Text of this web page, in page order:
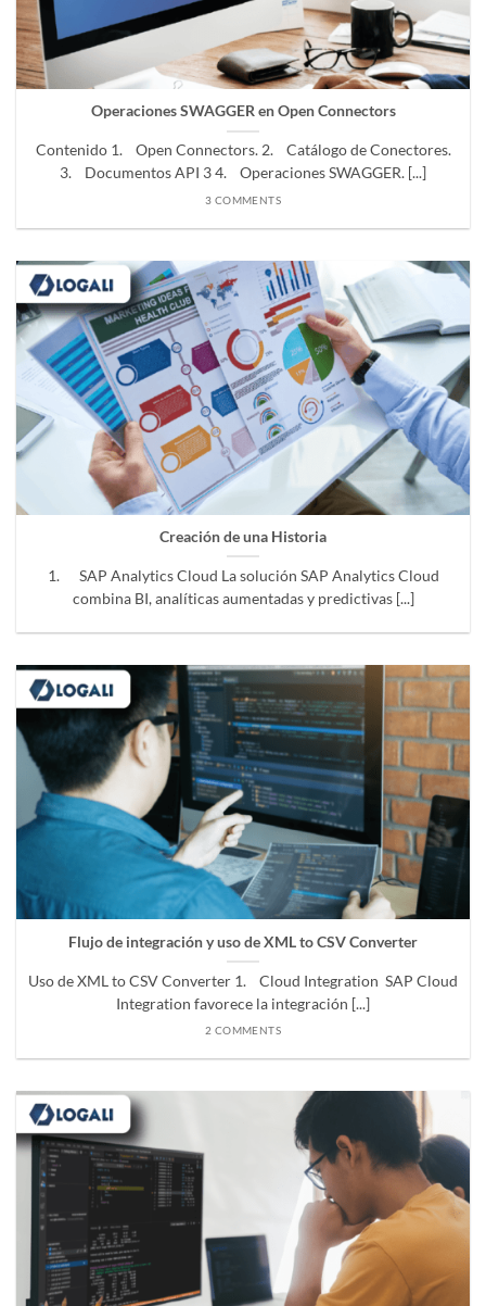
Operaciones SWAGGER en Open Connectors
Contenido 1. Open Connectors. 2. Catálogo de Conectores.
3. Documentos API 3 4. Operaciones SWAGGER. [...]
3 COMMENTS
Creación de una Historia
1. SAP Analytics Cloud La solución SAP Analytics Cloud
combina BI, analíticas aumentadas y predictivas [...]
Flujo de integración y uso de XML to CSV Converter
Uso de XML to CSV Converter 1. Cloud Integration SAP Cloud
Integration favorece la integración [...]
2 COMMENTS